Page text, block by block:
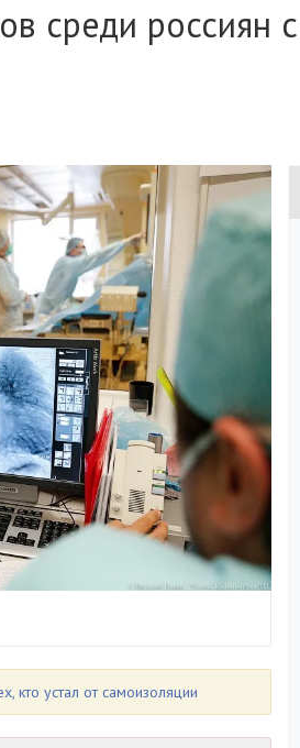
среди россиян
кто устал от самоизоляции